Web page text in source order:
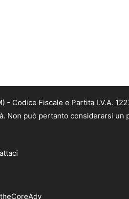
- Codice Fiscale e Partita I.V.A.
Non può pertanto considerarsi un